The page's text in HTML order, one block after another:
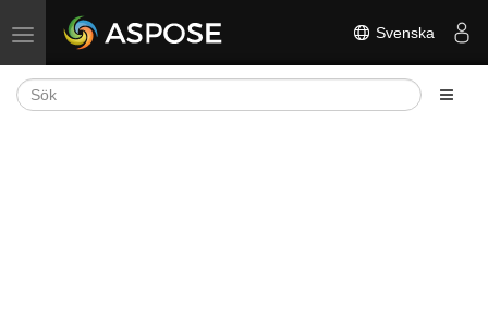
Växla navigering Svenska